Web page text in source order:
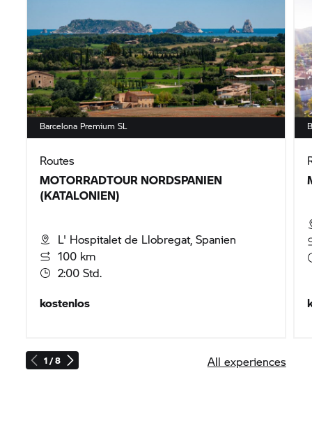
1 / 8
Barcelona Premium SL
Routes
MOTORRADTOUR NORDSPANIEN
(KATALONIEN)
L' Hospitalet de Llobregat, Spanien
100 km
2:00 Std.
kostenlos
All experiences